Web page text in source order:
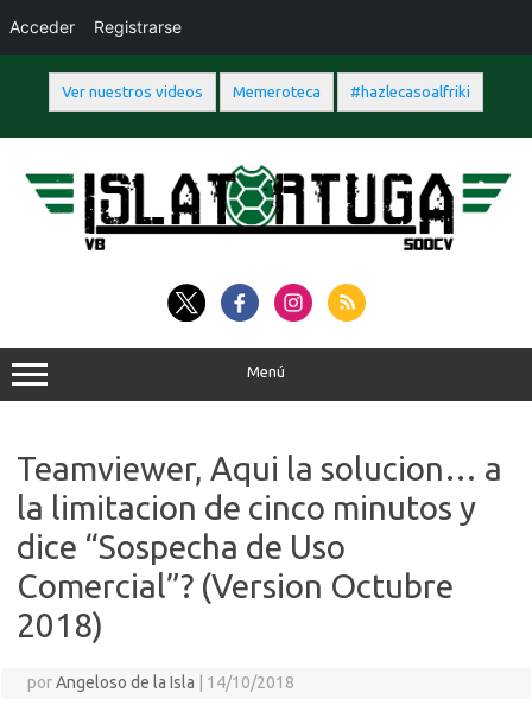
Ver nuestros videos Memeroteca #hazlecasoalfriki
contenido
Menú
Teamviewer, Aqui la solucion… a
la limitacion de cinco minutos y
dice “Sospecha de Uso
Comercial”? (Version Octubre
2018)
porAngeloso de la Isla 14/10/2018
Acceder Registrarse